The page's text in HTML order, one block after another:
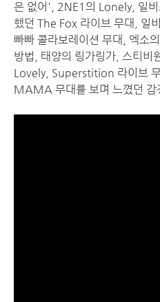
은 없어', 2NE1의 Lonely, 일비
했던 The Fox 라이브 무대, 일
빠빠 콜라보레이션 무대, 엑소
방법, 태양의 링가링가, 스티
Lovely, Superstition 라이브
MAMA 무대를 보며 느꼈던 감